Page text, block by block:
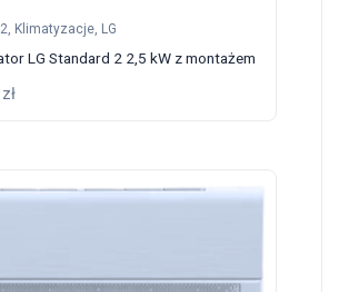
Klimatyzacje LG
LG Standard 2 2,5 kW z montażem
zł